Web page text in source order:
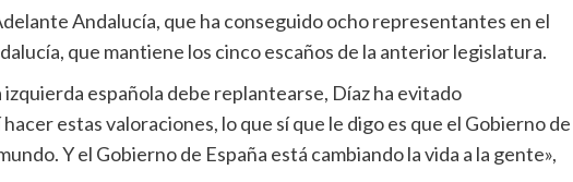
que mantiene los cinco escaños de la anterior legislatura.
estas valoraciones, lo que sí que le digo es que el Gobierno de
Y el Gobierno de España está cambiando la vida a la gente»,